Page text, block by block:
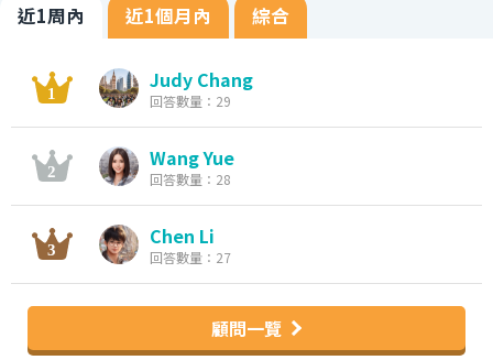
近1周內 近1個月內 綜合
Judy Chang
回答數量：29
Wang Yue
回答數量：28
Chen Li
回答數量：27
顧問一覽